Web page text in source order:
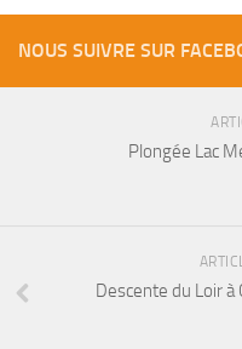
NOUS SUIVRE SUR
Plongée Lac
Descente du Loir à